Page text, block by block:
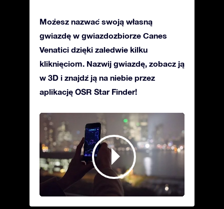
Możesz nazwać swoją własną
gwiazdę w gwiazdozbiorze Canes
Venatici dzięki zaledwie kilku
kliknięciom. Nazwij gwiazdę, zobacz ją
w 3D i znajdź ją na niebie przez
aplikację OSR Star Finder!